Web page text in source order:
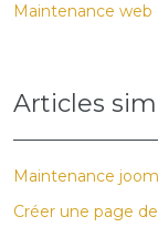
Maintenance
Articles
Maintenance
Créer une page